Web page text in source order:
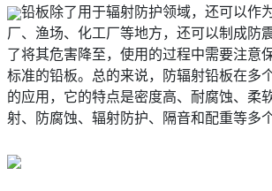
铅板除了用于辐射防护领域，还可以作
厂、渔场、化工厂等地方，还可以制成防
了将其危害降至，使用的过程中需要注意
标准的铅板。总的来说，防辐射铅板在多
的应用，它的特点是密度高、耐腐蚀、柔
射、防腐蚀、辐射防护、隔音和配重等多